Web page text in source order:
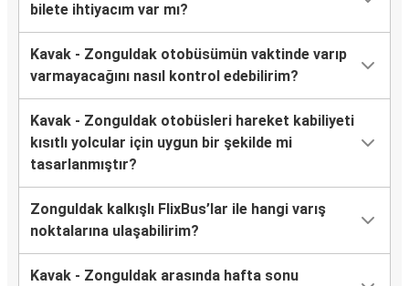
bilete ihtiyacım var mı?
Kavak - Zonguldak otobüsümün vaktinde varıp
varmayacağını nasıl kontrol edebilirim?
Kavak - Zonguldak otobüsleri hareket kabiliyeti
kısıtlı yolcular için uygun bir şekilde mi
tasarlanmıştır?
Zonguldak kalkışlı FlixBus’lar ile hangi varış
noktalarına ulaşabilirim?
Kavak - Zonguldak arasında hafta sonu